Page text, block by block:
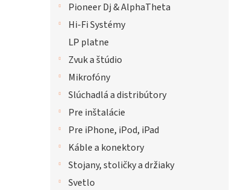
Pioneer Dj & AlphaTheta
Hi-Fi Systémy
LP platne
Zvuk a štúdio
Mikrofóny
Slúchadlá a distribútory
Pre inštalácie
Pre iPhone, iPod, iPad
Káble a konektory
Stojany, stoličky a držiaky
Svetlo